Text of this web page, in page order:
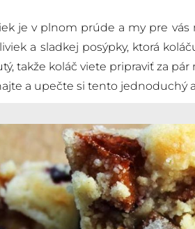
je v plnom prúde a my pre
a sladkej posýpky, ktorá
takže koláč viete pripraviť za
a upečte si tento jednoduchý